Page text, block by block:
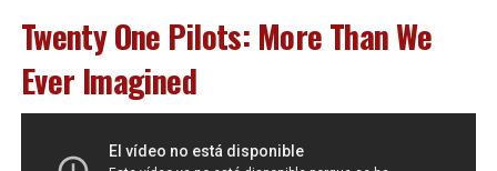
Twenty One Pilots: More Than We
Ever Imagined